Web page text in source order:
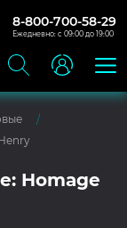
8-800-700-58-29
Ежедневно: с 09:00 до 19:00
Homage